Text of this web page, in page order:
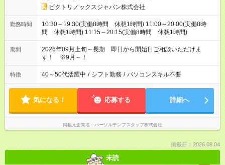
ビクトリノックスジャパン株式会社
勤務時間
10:30～19:30(実働8時間 休憩1時間) 11:00～20:00(実働8時
間 休憩1時間) 11:15～20:15(実働8時間 休憩1時間)
期間
2026年09月上旬～長期 即日から開始日ご相談いただけま
す！ ※9月～！
特徴 40～50代活躍中 / シフト勤務 / パソコンスキル不要
気になる！ 応募する 詳細へ
掲載元企業名 パーソルテンプスタッフ株式会社
掲載日：2026.08.04
未読